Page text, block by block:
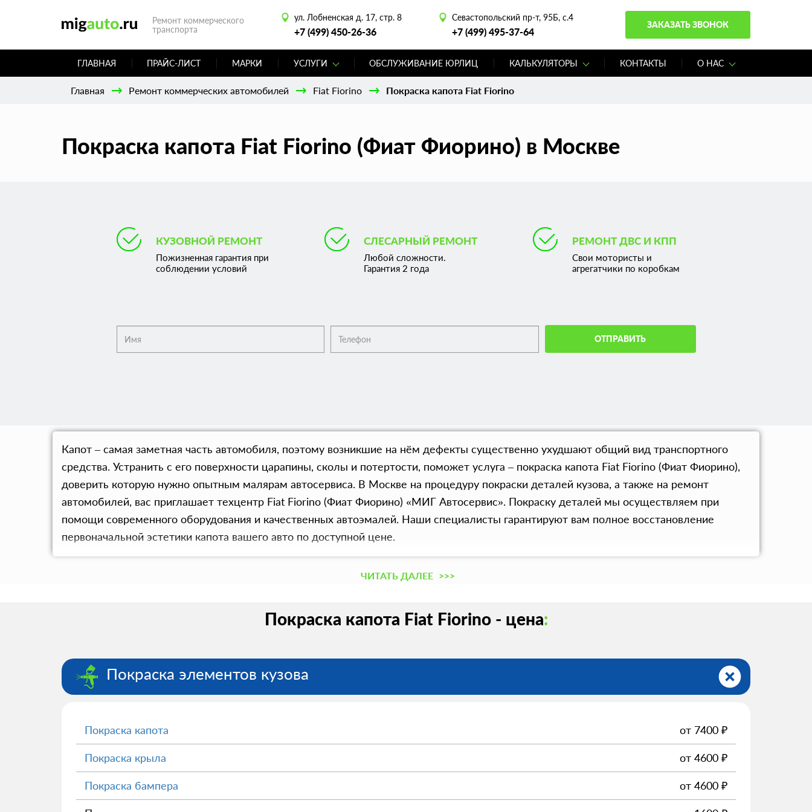
Ремонт коммерческого
транспорта
ул. Лобненская д. 17, стр. 8
+7 (499) 450-26-36
Севастопольский пр-т, 95Б, с.4
+7 (499) 495-37-64
ЗАКАЗАТЬ ЗВОНОК
ГЛАВНАЯ ПРАЙС-ЛИСТ МАРКИ УСЛУГИ ОБСЛУЖИВАНИЕ ЮРЛИЦ КАЛЬКУЛЯТОРЫ КОНТАКТЫ О НАС
Главная Ремонт коммерческих автомобилей Fiat Fiorino Покраска капота Fiat Fiorino
Покраска капота Fiat Fiorino (Фиат Фиорино) в Москве
КУЗОВНОЙ РЕМОНТ
Пожизненная гарантия при
соблюдении условий
СЛЕСАРНЫЙ РЕМОНТ
Любой сложности.
Гарантия 2 года
РЕМОНТ ДВС И КПП
Свои мотористы и
агрегатчики по коробкам
ОТПРАВИТЬ
Капот – самая заметная часть автомобиля, поэтому возникшие на нём дефекты существенно ухудшают общий вид транспортного
средства. Устранить с его поверхности царапины, сколы и потертости, поможет услуга – покраска капота Fiat Fiorino (Фиат Фиорино),
доверить которую нужно опытным малярам автосервиса. В Москве на процедуру покраски деталей кузова, а также на ремонт
автомобилей, вас приглашает техцентр Fiat Fiorino (Фиат Фиорино) «МИГ Автосервис». Покраску деталей мы осуществляем при
помощи современного оборудования и качественных автоэмалей. Наши специалисты гарантируют вам полное восстановление
первоначальной эстетики капота вашего авто по доступной цене.
ЧИТАТЬ ДАЛЕЕ >>>
Покраска капота Fiat Fiorino - цена:
Покраска элементов кузова
Покраска капота от 7400 ₽
Покраска крыла от 4600 ₽
Покраска бампера от 4600 ₽